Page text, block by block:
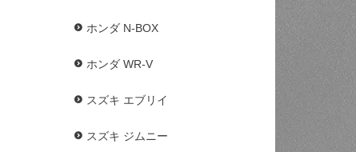
ホンダ N-BOX
ホンダ WR-V
スズキ エブリイ
スズキ ジムニー